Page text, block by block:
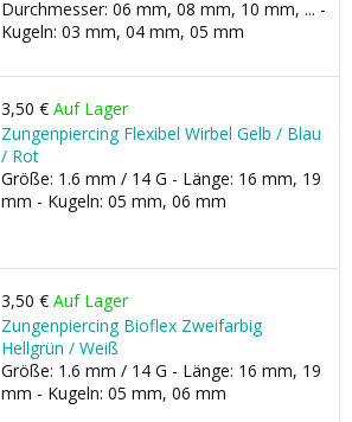
Durchmesser: 06 mm, 08 mm, 10 mm, ... -
Kugeln: 03 mm, 04 mm, 05 mm
3,50 € Auf Lager
Zungenpiercing Flexibel Wirbel Gelb / Blau
/ Rot
Größe: 1.6 mm / 14 G - Länge: 16 mm, 19
mm - Kugeln: 05 mm, 06 mm
3,50 € Auf Lager
Zungenpiercing Bioflex Zweifarbig
Hellgrün / Weiß
Größe: 1.6 mm / 14 G - Länge: 16 mm, 19
mm - Kugeln: 05 mm, 06 mm